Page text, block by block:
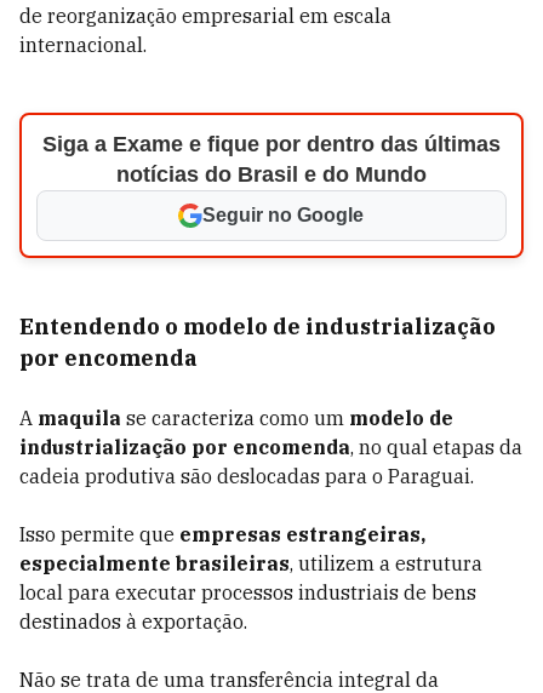
de reorganização empresarial em escala
internacional.
Siga a Exame e fique por dentro das últimas
notícias do Brasil e do Mundo
Seguir no Google
Entendendo o modelo de industrialização
por encomenda
A maquila se caracteriza como um modelo de
industrialização por encomenda, no qual etapas da
cadeia produtiva são deslocadas para o Paraguai.
Isso permite que empresas estrangeiras,
especialmente brasileiras, utilizem a estrutura
local para executar processos industriais de bens
destinados à exportação.
Não se trata de uma transferência integral da